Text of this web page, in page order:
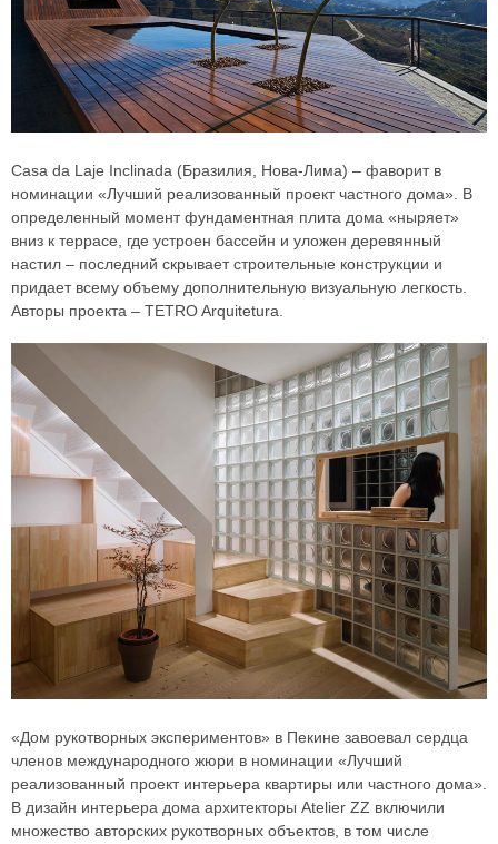
Casa da Laje Inclinada (Бразилия, Нова-Лима) – фаворит в
номинации «Лучший реализованный проект частного дома». В
определенный момент фундаментная плита дома «ныряет»
вниз к террасе, где устроен бассейн и уложен деревянный
настил – последний скрывает строительные конструкции и
придает всему объему дополнительную визуальную легкость.
Авторы проекта – TETRO Arquitetura.
«Дом рукотворных экспериментов» в Пекине завоевал сердца
членов международного жюри в номинации «Лучший
реализованный проект интерьера квартиры или частного дома».
В дизайн интерьера дома архитекторы Atelier ZZ включили
множество авторских рукотворных объектов, в том числе